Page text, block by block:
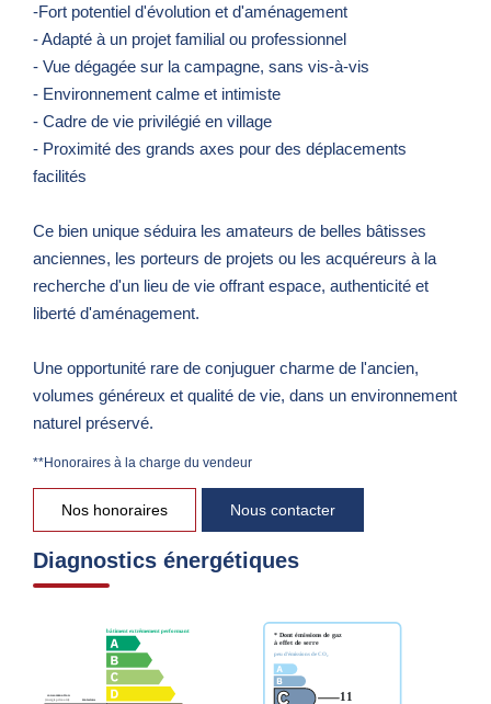
-Fort potentiel d'évolution et d'aménagement
- Adapté à un projet familial ou professionnel
- Vue dégagée sur la campagne, sans vis-à-vis
- Environnement calme et intimiste
- Cadre de vie privilégié en village
- Proximité des grands axes pour des déplacements
facilités
Ce bien unique séduira les amateurs de belles bâtisses
anciennes, les porteurs de projets ou les acquéreurs à la
recherche d'un lieu de vie offrant espace, authenticité et
liberté d'aménagement.
Une opportunité rare de conjuguer charme de l'ancien,
volumes généreux et qualité de vie, dans un environnement
naturel préservé.
**Honoraires à la charge du vendeur
Nos honoraires Nous contacter
Diagnostics énergétiques